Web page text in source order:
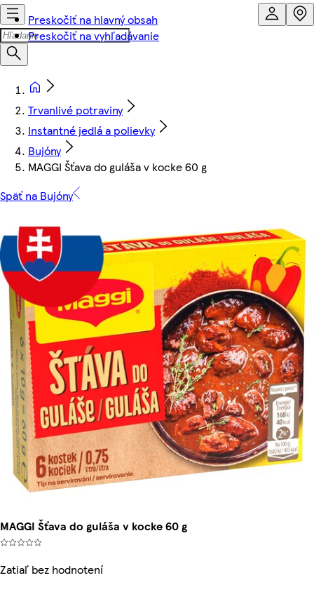
Preskočiť na hlavný obsah
Preskočiť na vyhľadávanie
Trvanlivé potraviny
Instantné jedlá a polievky
Bujóny
MAGGI Šťava do guláša v kocke 60 g
Späť na Bujóny
MAGGI Šťava do guláša v kocke 60 g
Zatiaľ bez hodnotení